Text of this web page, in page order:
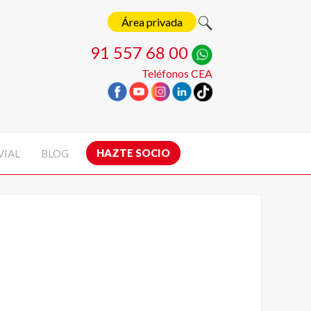
Área privada
91 557 68 00
Teléfonos CEA
BLOG HAZTE SOCIO